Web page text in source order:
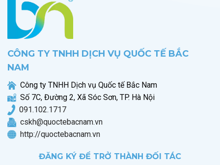
CÔNG TY TNHH DỊCH VỤ QUỐC TẾ BẮC
NAM
Công ty TNHH Dịch vụ Quốc tế Bắc Nam
Số 7C, Đường 2, Xã Sóc Sơn, TP. Hà Nội
091.102.1717
cskh@quoctebacnam.vn
http://quoctebacnam.vn
ĐĂNG KÝ ĐỂ TRỞ THÀNH ĐỐI TÁC